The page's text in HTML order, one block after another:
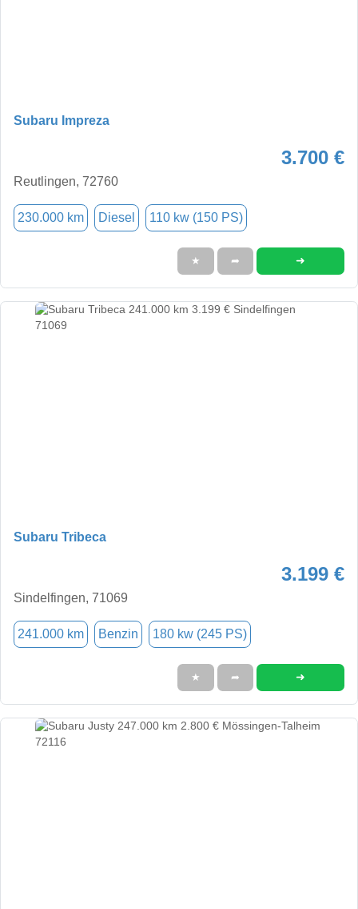
Subaru Impreza
3.700 €
Reutlingen, 72760
230.000 km Diesel 110 kw (150 PS)
★ ➦ ➜
Subaru Tribeca
3.199 €
Sindelfingen, 71069
241.000 km Benzin 180 kw (245 PS)
★ ➦ ➜